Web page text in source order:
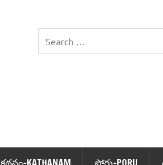
క‌థ‌నం-KATHANAM పోరు-PORU